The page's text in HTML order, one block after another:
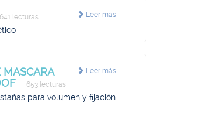
Leer más
641 lecturas
Leer más
MASCARA
653 lecturas
para volumen y fijación